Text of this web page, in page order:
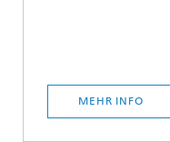
MEHR INFO